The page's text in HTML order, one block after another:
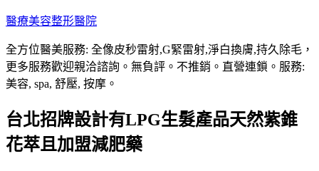
跳
主
要
內
醫療美容整形醫院
全方位醫美服務: 全像皮秒雷射,G緊雷射,淨白換膚,持久除毛，
更多服務歡迎親洽諮詢。無負評。不推銷。直營連鎖。服務:
美容, spa, 舒壓, 按摩。
台北招牌設計有LPG生髮產品天然紫錐
花萃且加盟減肥藥